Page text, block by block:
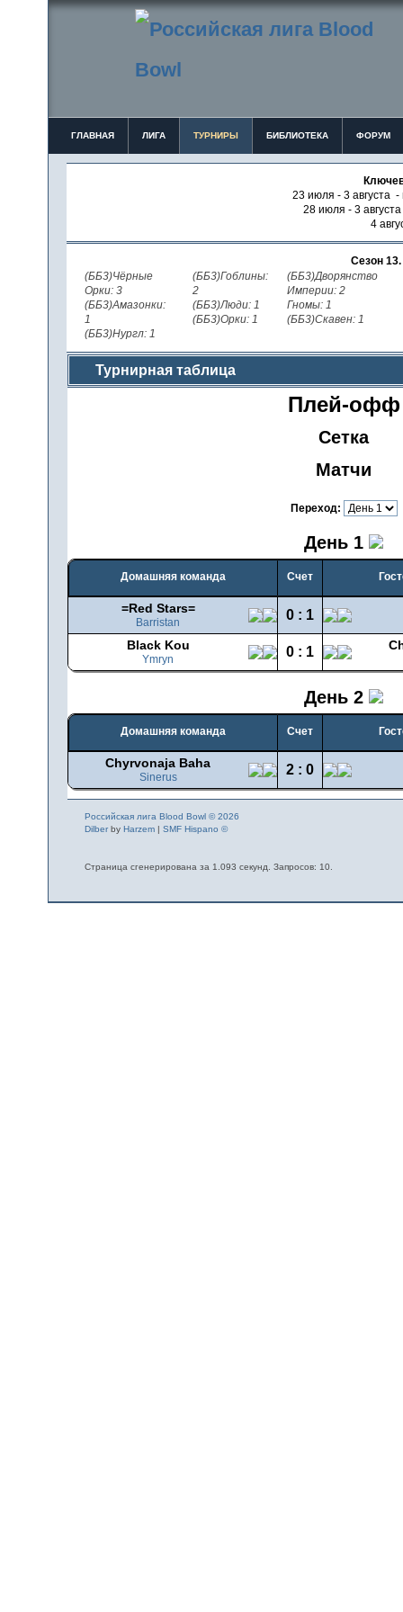
ГЛАВНАЯ ЛИГА ТУРНИРЫ БИБЛИОТЕКА ФОРУМ
23 июля - 3 августа -
28 июля - 3
4
Сезон 13.
(ББ3)Чёрные
Орки: 3
(ББ3)Амазонки:
1
(ББ3)Нургл: 1
(ББ3)Гоблины:
2
(ББ3)Люди: 1
(ББ3)Орки: 1
(ББ3)Дворянство
Империи: 2
Гномы: 1
(ББ3)Скавен: 1
Турнирная таблица
Плей-офф
Сетка
Матчи
Переход:
День 1
Домашняя команда Счет
=Red Stars=
Barristan 0 : 1
Black Kou
Ymryn 0 : 1
День 2
Домашняя команда Счет
Chyrvonaja Baha
Sinerus 2 : 0
Российская лига Blood Bowl © 2026
Dilberby Harzem| SMF Hispano ©
Страница сгенерирована за 1.093 секунд. Запросов: 10.